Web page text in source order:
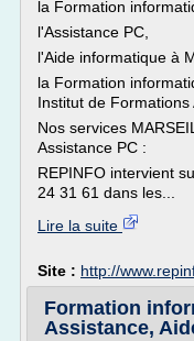
la Formation
l'Assistance PC,
l'Aide informatique à
la Formation
Institut de Formations
Nos services
Assistance PC :
REPINFO intervient
24 31 61 dans les...
Lire la suite
Site : http://
Formation
Assistance,